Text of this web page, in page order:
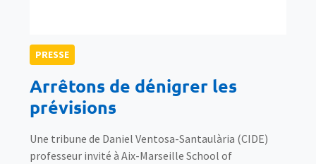
PRESSE
Arrêtons de dénigrer les
prévisions
Une tribune de Daniel Ventosa-Santaulària (CIDE)
professeur invité à Aix-Marseille School of